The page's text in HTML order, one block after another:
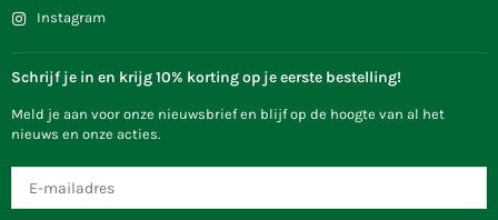
Instagram
Schrijf je in en krijg 10% korting op je eerste bestelling!
Meld je aan voor onze nieuwsbrief en blijf op de hoogte van al het
nieuws en onze acties.